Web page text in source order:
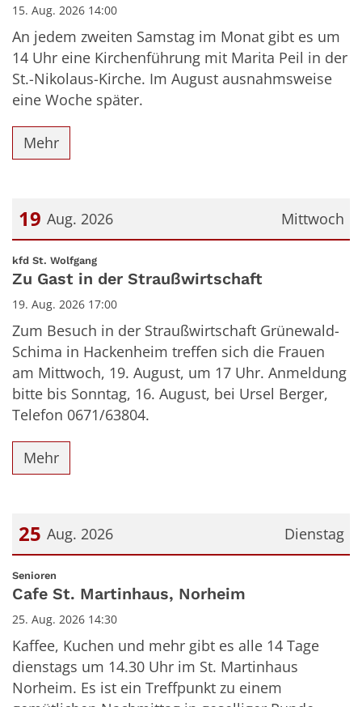
15. Aug. 2026 14:00
An jedem zweiten Samstag im Monat gibt es um
14 Uhr eine Kirchenführung mit Marita Peil in der
St.-Nikolaus-Kirche. Im August ausnahmsweise
eine Woche später.
Mehr
Mittwoch
19 Aug. 2026
Datum: 19. August 2026
kfd St. Wolfgang:
Zu Gast in der Straußwirtschaft
19. Aug. 2026 17:00
Zum Besuch in der Straußwirtschaft Grünewald-
Schima in Hackenheim treffen sich die Frauen
am Mittwoch, 19. August, um 17 Uhr. Anmeldung
bitte bis Sonntag, 16. August, bei Ursel Berger,
Telefon 0671/63804.
Mehr
Dienstag
25 Aug. 2026
Datum: 25. August 2026
Senioren
Cafe St. Martinhaus, Norheim
25. Aug. 2026 14:30
Kaffee, Kuchen und mehr gibt es alle 14 Tage
dienstags um 14.30 Uhr im St. Martinhaus
Norheim. Es ist ein Treffpunkt zu einem